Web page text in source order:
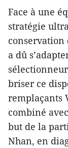
Face à une
stratégie
a dû
briser ce
remplaçants
combiné
but de la
Nhan, en